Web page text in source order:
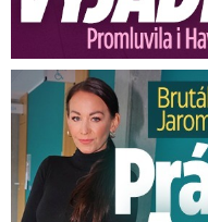
Brutální napadení